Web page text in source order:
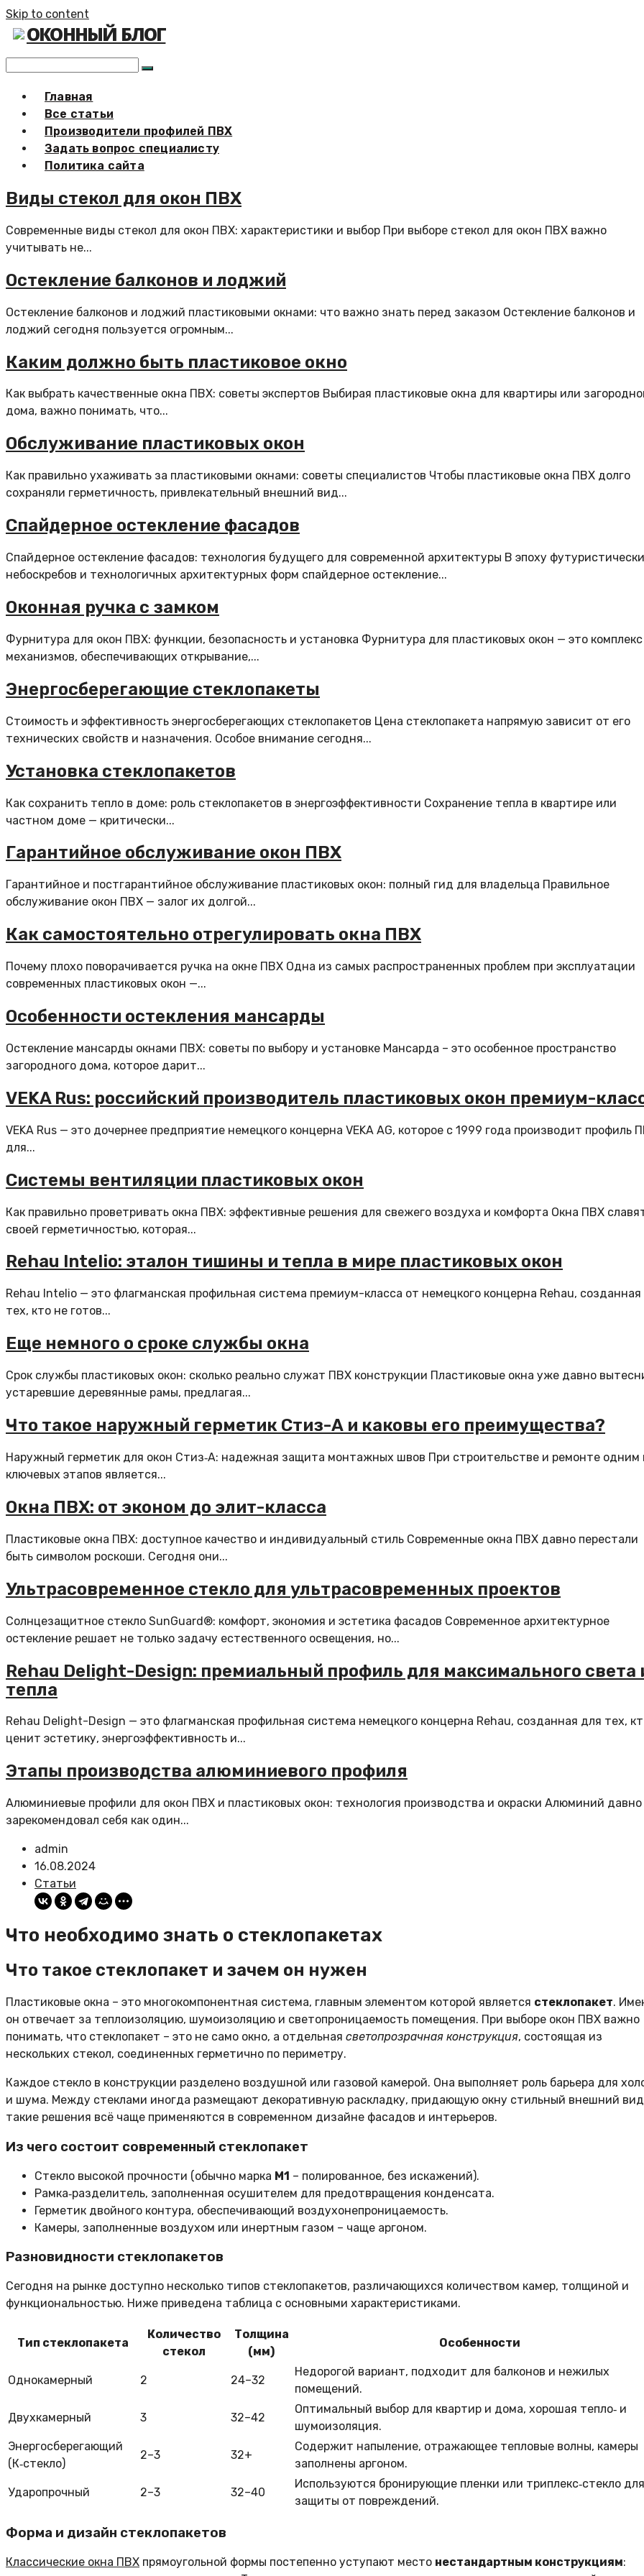
Skip to content
ОКОННЫЙ БЛОГ
Главная
Все статьи
Производители профилей ПВХ
Задать вопрос специалисту
Политика сайта
Виды стекол для окон ПВХ
Современные виды стекол для окон ПВХ: характеристики и выбор При выборе стекол для окон ПВХ важно
учитывать не...
Остекление балконов и лоджий
Остекление балконов и лоджий пластиковыми окнами: что важно знать перед заказом Остекление балконов и
лоджий сегодня пользуется огромным...
Каким должно быть пластиковое окно
Как выбрать качественные окна ПВХ: советы экспертов Выбирая пластиковые окна для квартиры или
дома, важно понимать, что...
Обслуживание пластиковых окон
Как правильно ухаживать за пластиковыми окнами: советы специалистов Чтобы пластиковые окна ПВХ долго
сохраняли герметичность, привлекательный внешний вид...
Спайдерное остекление фасадов
Спайдерное остекление фасадов: технология будущего для современной архитектуры В эпоху
небоскребов и технологичных архитектурных форм спайдерное остекление...
Оконная ручка с замком
Фурнитура для окон ПВХ: функции, безопасность и установка Фурнитура для пластиковых окон — это комплекс
механизмов, обеспечивающих открывание,...
Энергосберегающие стеклопакеты
Стоимость и эффективность энергосберегающих стеклопакетов Цена стеклопакета напрямую зависит от его
технических свойств и назначения. Особое внимание сегодня...
Установка стеклопакетов
Как сохранить тепло в доме: роль стеклопакетов в энергоэффективности Сохранение тепла в квартире или
частном доме — критически...
Гарантийное обслуживание окон ПВХ
Гарантийное и постгарантийное обслуживание пластиковых окон: полный гид для владельца Правильное
обслуживание окон ПВХ — залог их долгой...
Как самостоятельно отрегулировать окна ПВХ
Почему плохо поворачивается ручка на окне ПВХ Одна из самых распространенных проблем при эксплуатации
современных пластиковых окон —...
Особенности остекления мансарды
Остекление мансарды окнами ПВХ: советы по выбору и установке Мансарда – это особенное пространство
загородного дома, которое дарит...
VEKA Rus: российский производитель пластиковых окон премиум-
VEKA Rus — это дочернее предприятие немецкого концерна VEKA AG, которое с 1999 года производит профиль
для...
Системы вентиляции пластиковых окон
Как правильно проветривать окна ПВХ: эффективные решения для свежего воздуха и комфорта Окна ПВХ
своей герметичностью, которая...
Rehau Intelio: эталон тишины и тепла в мире пластиковых окон
Rehau Intelio — это флагманская профильная система премиум-класса от немецкого концерна Rehau,
тех, кто не готов...
Еще немного о сроке службы окна
Срок службы пластиковых окон: сколько реально служат ПВХ конструкции Пластиковые окна уже давно
устаревшие деревянные рамы, предлагая...
Что такое наружный герметик Стиз-А и каковы его преимущества?
Наружный герметик для окон Стиз‑А: надежная защита монтажных швов При строительстве и ремонте одним
ключевых этапов является...
Окна ПВХ: от эконом до элит-класса
Пластиковые окна ПВХ: доступное качество и индивидуальный стиль Современные окна ПВХ давно перестали
быть символом роскоши. Сегодня они...
Ультрасовременное стекло для ультрасовременных проектов
Солнцезащитное стекло SunGuard®: комфорт, экономия и эстетика фасадов Современное архитектурное
остекление решает не только задачу естественного освещения, но...
Rehau Delight-Design: премиальный профиль для максимального света
тепла
Rehau Delight-Design — это флагманская профильная система немецкого концерна Rehau, созданная для тех,
ценит эстетику, энергоэффективность и...
Этапы производства алюминиевого профиля
Алюминиевые профили для окон ПВХ и пластиковых окон: технология производства и окраски Алюминий давно
зарекомендовал себя как один...
admin
16.08.2024
Статьи
Что необходимо знать о стеклопакетах
Что такое стеклопакет и зачем он нужен
Пластиковые окна – это многокомпонентная система, главным элементом которой является стеклопакет.
он отвечает за теплоизоляцию, шумоизоляцию и светопроницаемость помещения. При выборе окон ПВХ важно
понимать, что стеклопакет – это не само окно, а отдельная светопрозрачная конструкция, состоящая из
нескольких стекол, соединенных герметично по периметру.
Каждое стекло в конструкции разделено воздушной или газовой камерой. Она выполняет роль барьера для
и шума. Между стеклами иногда размещают декоративную раскладку, придающую окну стильный внешний
такие решения всё чаще применяются в современном дизайне фасадов и интерьеров.
Из чего состоит современный стеклопакет
Стекло высокой прочности (обычно марка М1 – полированное, без искажений).
Рамка‑разделитель, заполненная осушителем для предотвращения конденсата.
Герметик двойного контура, обеспечивающий воздухонепроницаемость.
Камеры, заполненные воздухом или инертным газом – чаще аргоном.
Разновидности стеклопакетов
Сегодня на рынке доступно несколько типов стеклопакетов, различающихся количеством камер, толщиной и
функциональностью. Ниже приведена таблица с основными характеристиками.
Тип стеклопакета
Количество
стекол
Толщина
(мм)
Особенности
Однокамерный 2 24–32
Недорогой вариант, подходит для балконов и нежилых
помещений.
Двухкамерный 3 32–42
Оптимальный выбор для квартир и дома, хорошая тепло‑ и
шумоизоляция.
Энергосберегающий
(К‑стекло)
2–3 32+
Содержит напыление, отражающее тепловые волны, камеры
заполнены аргоном.
Ударопрочный 2–3 32–40
Используются бронирующие пленки или триплекс‑стекло для
защиты от повреждений.
Форма и дизайн стеклопакетов
Классические окна ПВХ прямоугольной формы постепенно уступают место нестандартным конструкциям: